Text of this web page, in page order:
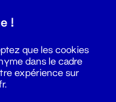
!
que les cookies
dans le cadre
expérience sur